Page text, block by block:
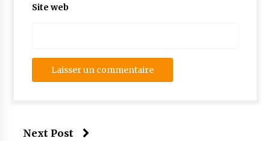
Site web
Next Post